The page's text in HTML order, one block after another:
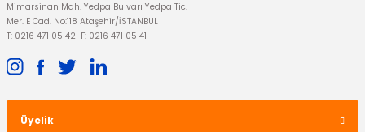
Mimarsinan Mah. Yedpa Bulvarı Yedpa Tic.
Mer. E Cad. No:118 Ataşehir/İSTANBUL
T: 0216 471 05 42-F: 0216 471 05 41
Üyelik